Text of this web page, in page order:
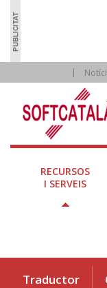
RECURSOS
I SERVEIS
Traductor